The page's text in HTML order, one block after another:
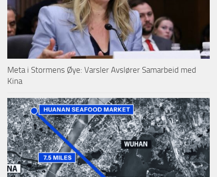
Meta i Stormens Øye: Varsler Avslører Samarbeid med
Kina